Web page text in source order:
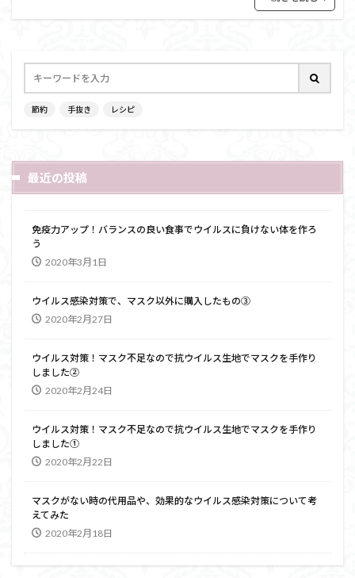
節約 手抜き レシピ
最近の投稿
免疫力アップ！バランスの良い食事でウイルスに負けない体を作ろ
う
2020年3月1日
ウイルス感染対策で、マスク以外に購入したもの③
2020年2月27日
ウイルス対策！マスク不足なので抗ウイルス生地でマスクを手作り
しました②
2020年2月24日
ウイルス対策！マスク不足なので抗ウイルス生地でマスクを手作り
しました①
2020年2月22日
マスクがない時の代用品や、効果的なウイルス感染対策について考
えてみた
2020年2月18日